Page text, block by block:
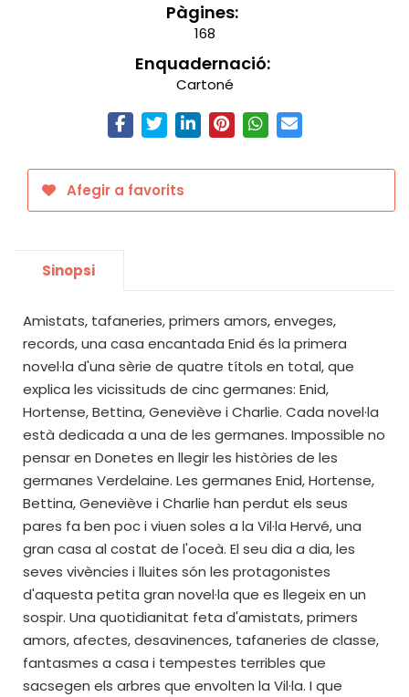
Pàgines:
168
Enquadernació:
Cartoné
Afegir a favorits
Sinopsi
Amistats, tafaneries, primers amors, enveges,
records, una casa encantada Enid és la primera
novel·la d'una sèrie de quatre títols en total, que
explica les vicissituds de cinc germanes: Enid,
Hortense, Bettina, Geneviève i Charlie. Cada novel·la
està dedicada a una de les germanes. Impossible no
pensar en Donetes en llegir les històries de les
germanes Verdelaine. Les germanes Enid, Hortense,
Bettina, Geneviève i Charlie han perdut els seus
pares fa ben poc i viuen soles a la Vil·la Hervé, una
gran casa al costat de l'oceà. El seu dia a dia, les
seves vivències i lluites són les protagonistes
d'aquesta petita gran novel·la que es llegeix en un
sospir. Una quotidianitat feta d'amistats, primers
amors, afectes, desavinences, tafaneries de classe,
fantasmes a casa i tempestes terribles que
sacsegen els arbres que envolten la Vil·la. I que